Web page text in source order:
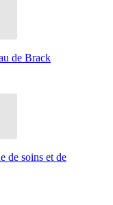
de Brack
de soins et de